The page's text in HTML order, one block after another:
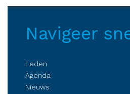
Navigeer
Leden
Agenda
Nieuws